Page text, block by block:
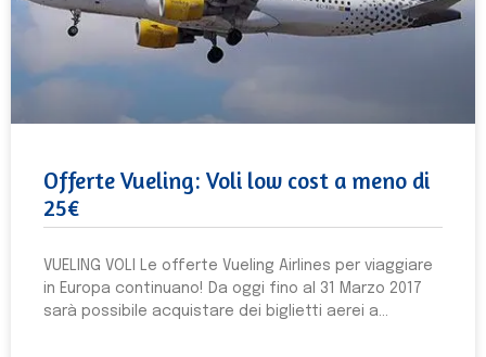
Offerte Vueling: Voli low cost a meno di
25€
VUELING VOLI Le offerte Vueling Airlines per viaggiare
in Europa continuano! Da oggi fino al 31 Marzo 2017
sarà possibile acquistare dei biglietti aerei a